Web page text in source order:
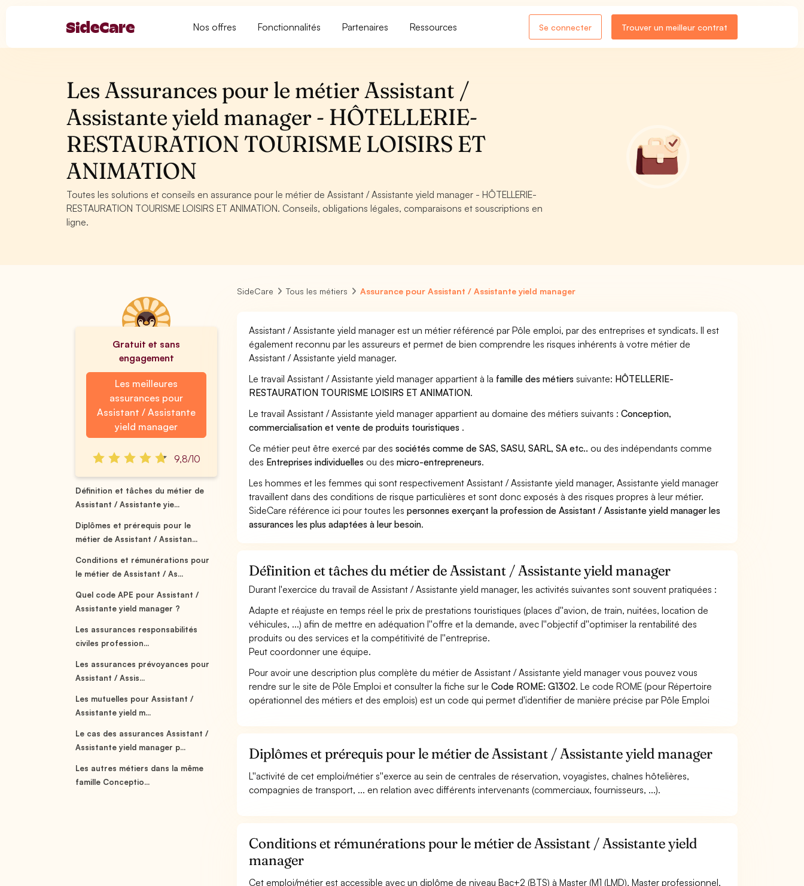
Nos offres Fonctionnalités Partenaires Ressources Se connecter Trouver un meilleur contrat
Les Assurances pour le métier Assistant /
Assistante yield manager - HÔTELLERIE-
RESTAURATION TOURISME LOISIRS ET
ANIMATION
Toutes les solutions et conseils en assurance pour le métier de Assistant / Assistante yield manager - HÔTELLERIE-
RESTAURATION TOURISME LOISIRS ET ANIMATION. Conseils, obligations légales, comparaisons et souscriptions en
ligne.
Gratuit et sans
engagement
Les meilleures
assurances pour
Assistant / Assistante
yield manager
9,8/10
Définition et tâches du métier de
Assistant / Assistante yie...
Diplômes et prérequis pour le
métier de Assistant / Assistan...
Conditions et rémunérations pour
le métier de Assistant / As...
Quel code APE pour Assistant /
Assistante yield manager ?
Les assurances responsabilités
civiles profession...
Les assurances prévoyances pour
Assistant / Assis...
Les mutuelles pour Assistant /
Assistante yield m...
Le cas des assurances Assistant /
Assistante yield manager p...
Les autres métiers dans la même
famille Conceptio...
SideCare Tous les métiers Assurance pour Assistant / Assistante yield manager
Assistant / Assistante yield manager est un métier référencé par Pôle emploi, par des entreprises et syndicats. Il est
également reconnu par les assureurs et permet de bien comprendre les risques inhérents à votre métier de
Assistant / Assistante yield manager.
Le travail Assistant / Assistante yield manager appartient à la famille des métiers suivante: HÔTELLERIE-
RESTAURATION TOURISME LOISIRS ET ANIMATION.
Le travail Assistant / Assistante yield manager appartient au domaine des métiers suivants :Conception,
commercialisation et vente de produits touristiques .
Ce métier peut être exercé par dessociétés comme de SAS, SASU, SARL, SA etc.. ou des indépendants comme
des Entreprises individuelles ou desmicro-entrepreneurs.
Les hommes et les femmes qui sont respectivement Assistant / Assistante yield manager, Assistante yield manager
travaillent dans des conditions de risque particulières et sont donc exposés à des risques propres à leur métier.
SideCare référence ici pour toutes lespersonnes exerçant la profession de Assistant / Assistante yield manager les
assurances les plus adaptées à leur besoin.
Définition et tâches du métier de Assistant / Assistante yield manager
Durant l'exercice du travail de Assistant / Assistante yield manager, les activités suivantes sont souvent pratiquées :
Adapte et réajuste en temps réel le prix de prestations touristiques (places d''avion, de train, nuitées, location de
véhicules, ...) afin de mettre en adéquation l''offre et la demande, avec l''objectif d''optimiser la rentabilité des
produits ou des services et la compétitivité de l''entreprise.
Peut coordonner une équipe.
Pour avoir une description plus complète du métier de Assistant / Assistante yield manager vous pouvez vous
rendre sur le site de Pôle Emploi et consulter la fiche sur leCode ROME: G1302. Le code ROME (pour Répertoire
opérationnel des métiers et des emplois) est un code qui permet d'identifier de manière précise par Pôle Emploi
Diplômes et prérequis pour le métier de Assistant / Assistante yield manager
L''activité de cet emploi/métier s''exerce au sein de centrales de réservation, voyagistes, chaînes hôtelières,
compagnies de transport, ... en relation avec différents intervenants (commerciaux, fournisseurs, ...).
Conditions et rémunérations pour le métier de Assistant / Assistante yield
manager
Cet emploi/métier est accessible avec un diplôme de niveau Bac+2 (BTS) à Master (M1 (LMD), Master professionnel,